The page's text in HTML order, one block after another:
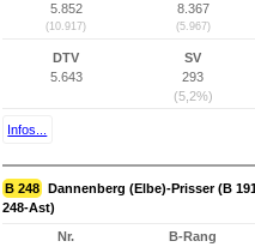
5.852
(10.917)
8.367
(5.967)
DTV
5.643
SV
293
(5,2%)
Infos...
B 248 Dannenberg (Elbe)-Prisser (B
248-Ast)
Nr.
B-Rang